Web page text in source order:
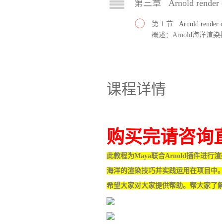
第三章 Arnold render
第 1 节 Arnold render
概述：Arnold海洋渲染
课程详情
购买完请咨询
此教程为Maya联合Arnold插件进行
海洋的渲染技巧并实践运用在项目中
希望大家对大家提供帮助。帮大家了